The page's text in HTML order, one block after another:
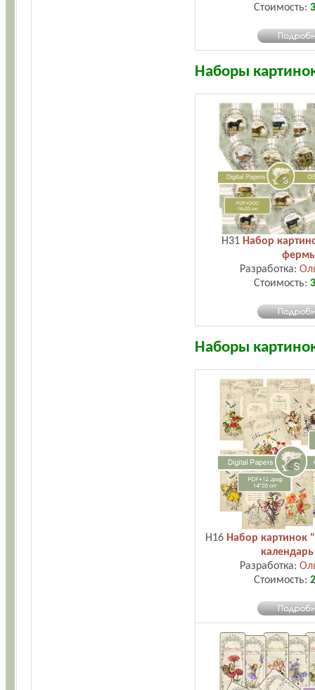
Стоимость:
Наборы
H31 Набор
Разработка:
Стоимость:
Наборы
H16 Набор картинок
Разработка:
Стоимость: